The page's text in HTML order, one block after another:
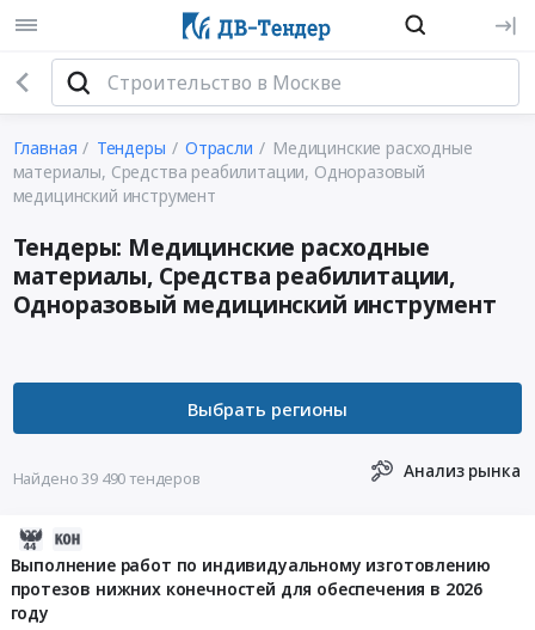
Главная Тендеры Отрасли
Медицинские расходные
материалы, Средства реабилитации, Одноразовый
медицинский инструмент
Тендеры: Медицинские расходные
материалы, Средства реабилитации,
Одноразовый медицинский инструмент
Найдено 39 490 тендеров Анализ рынка
Выполнение работ по индивидуальному изготовлению
протезов нижних конечностей для обеспечения в 2026
году